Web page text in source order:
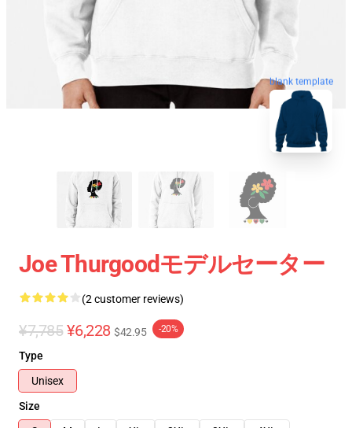
blank template
Joe Thurgoodモデルセーター
(2 customer reviews)
¥7,785 ¥6,228 $42.95 -20%
Type
Unisex
Size